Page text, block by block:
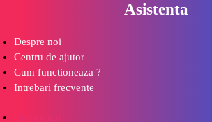
Asistenta
Despre noi
Centru de ajutor
Cum functioneaza ?
Intrebari frecvente